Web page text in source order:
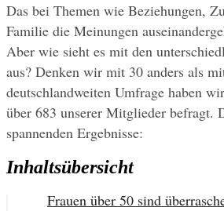
Das bei Themen wie Beziehungen,
Familie die Meinungen
Aber wie sieht es mit den
aus? Denken wir mit 30 anders als
deutschlandweiten Umfrage haben
über 683 unserer Mitglieder befragt.
spannenden Ergebnisse:
Inhaltsübersicht
Frauen über 50 sind